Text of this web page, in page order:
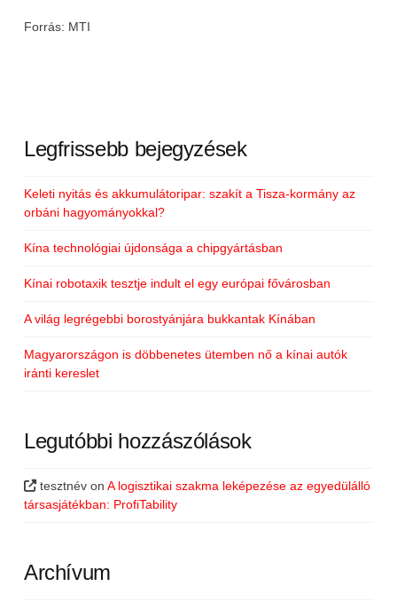
Forrás: MTI
Legfrissebb bejegyzések
Keleti nyitás és akkumulátoripar: szakít a Tisza-kormány az
orbáni hagyományokkal?
Kína technológiai újdonsága a chipgyártásban
Kínai robotaxik tesztje indult el egy európai fővárosban
A világ legrégebbi borostyánjára bukkantak Kínában
Magyarországon is döbbenetes ütemben nő a kínai autók
iránti kereslet
Legutóbbi hozzászólások
tesztnév onA logisztikai szakma leképezése az egyedülálló
társasjátékban: ProfiTability
Archívum